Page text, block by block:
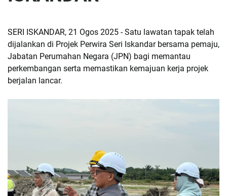
SERI ISKANDAR, 21 Ogos 2025 - Satu lawatan tapak telah
dijalankan di Projek Perwira Seri Iskandar bersama pemaju,
Jabatan Perumahan Negara (JPN) bagi memantau
perkembangan serta memastikan kemajuan kerja projek
berjalan lancar.